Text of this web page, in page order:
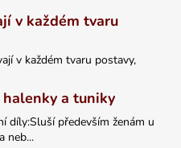
v každém tvaru
v každém tvaru postavy,
a tuniky
díly:Sluší především ženám u
neb...